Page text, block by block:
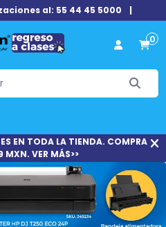
al: 55 44 45 5000 |
0
EN TODA LA TIENDA. COMPRA
VER MÁS>>